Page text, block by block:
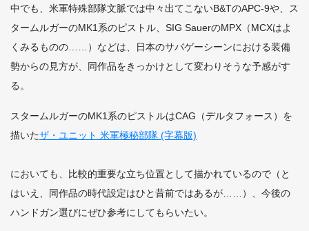
中でも、米軍特殊部隊文脈では中々出てこないB&TのAPC-9や、ス
タームルガーのMK1系のピストル、SIG SauerのMPX（MCXはよ
くみるものの……）などは、日本のサバゲーシーンにおける装備
勢からの見方が、同作品をきっかけとして変わりそうな予感がす
る。
スタームルガーのMK1系のピストルはCAG（デルタフォース）を
描いたザ・ユニット 米軍極秘部隊 (字幕版)
においても、比較的重要な立ち位置として描かれているので（と
はいえ、同作品の時代設定はひと昔前ではあるが……）、今後の
ハンドガン選びにぜひ参考にしてもらいたい。